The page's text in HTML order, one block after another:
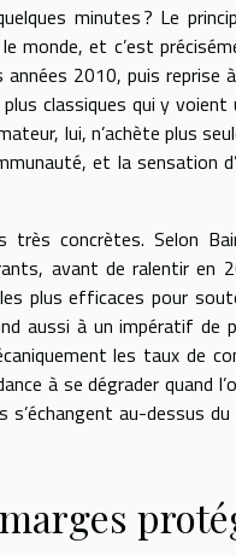
minutes ? Le
monde, et c’est
2010, puis reprise
classiques qui y voient
lui, n’achète plus
et la sensation
très concrètes. Selon
avant de ralentir en
plus efficaces pour
aussi à un impératif
les taux de
à se dégrader quand
s’échangent au-dessus